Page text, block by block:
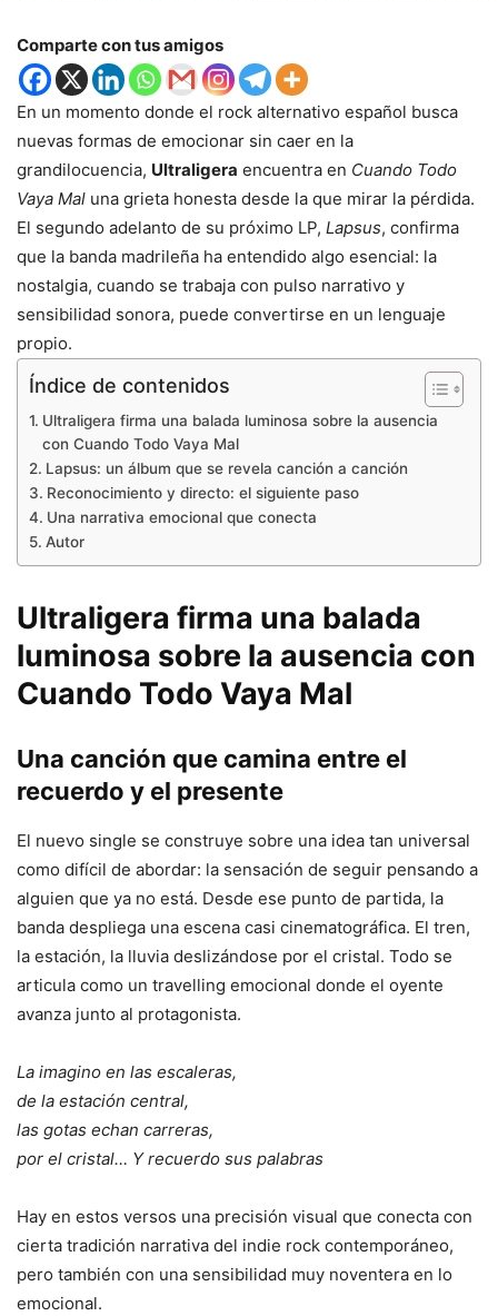
Comparte con tus amigos
En un momento donde el rock alternativo español busca
nuevas formas de emocionar sin caer en la
grandilocuencia, Ultraligera encuentra en Cuando Todo
Vaya Mal una grieta honesta desde la que mirar la pérdida.
El segundo adelanto de su próximo LP, Lapsus, confirma
que la banda madrileña ha entendido algo esencial: la
nostalgia, cuando se trabaja con pulso narrativo y
sensibilidad sonora, puede convertirse en un lenguaje
propio.
Índice de contenidos
Ultraligera firma una balada luminosa sobre la ausencia
con Cuando Todo Vaya Mal
Lapsus: un álbum que se revela canción a canción
Reconocimiento y directo: el siguiente paso
Una narrativa emocional que conecta
Autor
Ultraligera firma una balada
luminosa sobre la ausencia con
Cuando Todo Vaya Mal
Una canción que camina entre el
recuerdo y el presente
El nuevo single se construye sobre una idea tan universal
como difícil de abordar: la sensación de seguir pensando a
alguien que ya no está. Desde ese punto de partida, la
banda despliega una escena casi cinematográfica. El tren,
la estación, la lluvia deslizándose por el cristal. Todo se
articula como un travelling emocional donde el oyente
avanza junto al protagonista.
La imagino en las escaleras,
de la estación central,
las gotas echan carreras,
por el cristal… Y recuerdo sus palabras
Hay en estos versos una precisión visual que conecta con
cierta tradición narrativa del indie rock contemporáneo,
pero también con una sensibilidad muy noventera en lo
emocional.